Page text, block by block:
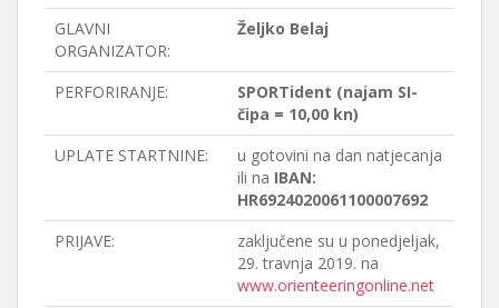
GLAVNI
ORGANIZATOR:
Željko Belaj
PERFORIRANJE:
SPORTident (najam SI-
čipa = 10,00 kn)
UPLATE STARTNINE:
u gotovini na dan natjecanja
ili na IBAN:
HR6924020061100007692
PRIJAVE:
zaključene su u ponedjeljak,
29. travnja 2019. na
www.orienteeringonline.net